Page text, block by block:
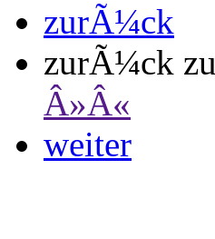
zurÃ¼ck
zurÃ¼ck zu
Â»Â«
weiter